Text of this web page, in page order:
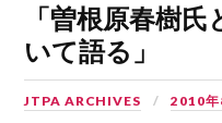
「曽根原春樹
いて語る」
JTPA ARCHIVES 2010年